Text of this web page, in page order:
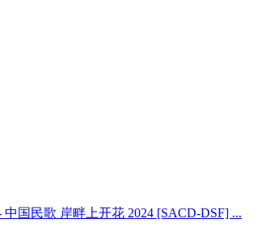
中国民歌 岸畔上开花 2024 [SACD-DSF] ...